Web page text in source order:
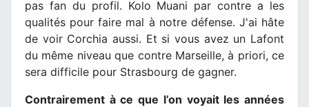
pas fan du profil. Kolo Muani par contre a les
qualités pour faire mal à notre défense. J'ai hâte
de voir Corchia aussi. Et si vous avez un Lafont
du même niveau que contre Marseille, à priori, ce
sera difficile pour Strasbourg de gagner.
Contrairement à ce que l’on voyait les années